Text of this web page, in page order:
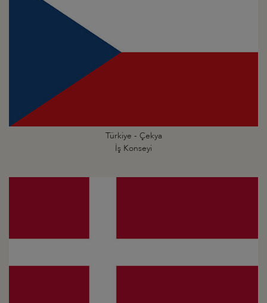
Türkiye - Çekya
İş Konseyi